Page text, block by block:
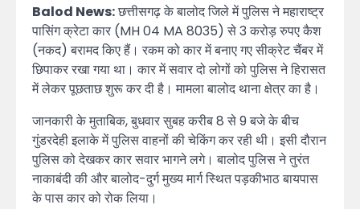
Balod News:छत्तीसगढ़ के बालोद जिले में पुलिस ने महाराष्ट्र
पासिंग क्रेटा कार (MH 04 MA 8035) से 3 करोड़ रुपए कैश
(नकद) बरामद किए हैं। रकम को कार में बनाए गए सीक्रेट चैंबर में
छिपाकर रखा गया था। कार में सवार दो लोगों को पुलिस ने हिरासत
में लेकर पूछताछ शुरू कर दी है। मामला बालोद थाना क्षेत्र का है।
जानकारी के मुताबिक, बुधवार सुबह करीब 8 से 9 बजे के बीच
गुंडरदेही इलाके में पुलिस वाहनों की चेकिंग कर रही थी। इसी दौरान
पुलिस को देखकर कार सवार भागने लगे। बालोद पुलिस ने तुरंत
नाकाबंदी की और बालोद-दुर्ग मुख्य मार्ग स्थित पड़कीभाठ बायपास
के पास कार को रोक लिया।